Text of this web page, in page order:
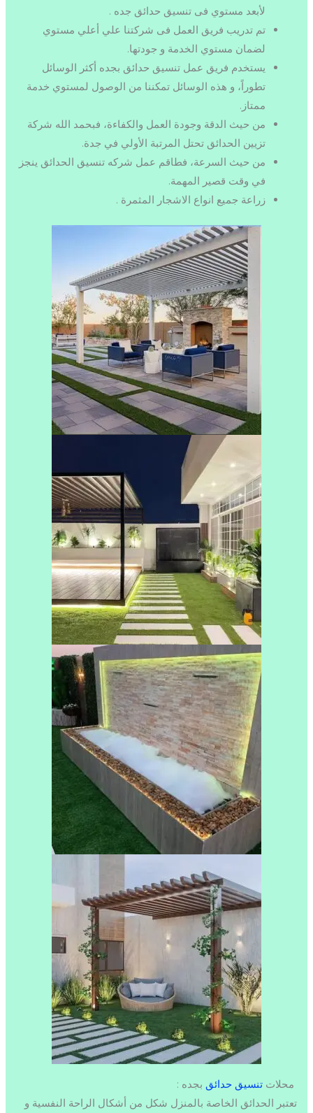
لأبعد مستوي فى تنسيق حدائق جده .
تم تدريب فريق العمل فى شركتنا علي أعلي مستوي
لضمان مستوي الخدمة و جودتها.
يستخدم فريق عمل تنسيق حدائق بجده أكثر الوسائل
تطوراً، و هذه الوسائل تمكننا من الوصول لمستوي خدمة
ممتاز.
من حيث الدقة وجودة العمل والكفاءة، فبحمد الله شركة
تزيين الحدائق تحتل المرتبة الأولي في جدة.
من حيث السرعة، فطاقم عمل شركه تنسيق الحدائق ينجز
في وقت قصير المهمة.
زراعة جميع انواع الاشجار المثمرة .
محلاتتنسيق حدائق بجده :
تعتبر الحدائق الخاصة بالمنزل شكل من أشكال الراحة النفسية و